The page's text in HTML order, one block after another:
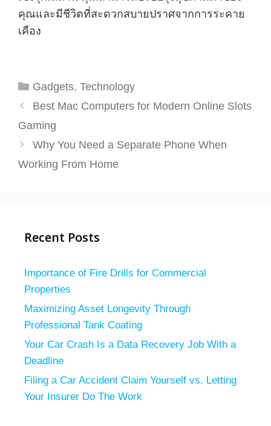
คุณและมีชีวิตที่สะดวกสบายปราศจากการระคาย
เคือง
Categories
Gadgets, Technology
Best Mac Computers for Modern Online Slots
Gaming
Why You Need a Separate Phone When
Working From Home
Recent Posts
Importance of Fire Drills for Commercial
Properties
Maximizing Asset Longevity Through
Professional Tank Coating
Your Car Crash Is a Data Recovery Job With a
Deadline
Filing a Car Accident Claim Yourself vs. Letting
Your Insurer Do The Work